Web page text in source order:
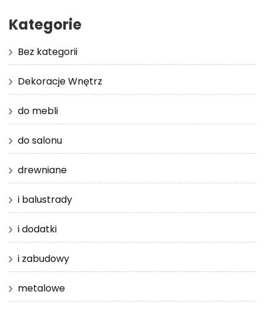
Kategorie
Bez kategorii
Dekoracje Wnętrz
do mebli
do salonu
drewniane
i balustrady
i dodatki
i zabudowy
metalowe